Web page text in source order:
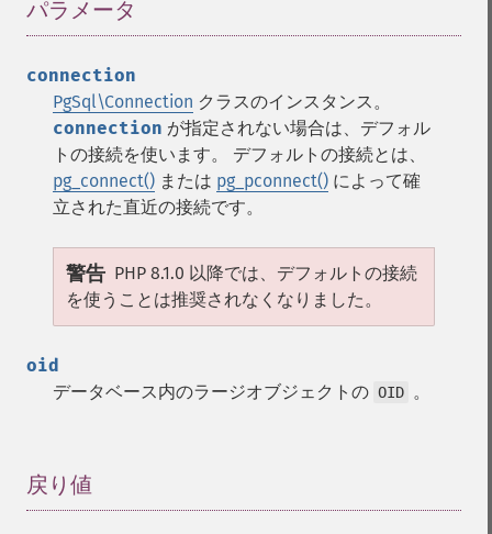
パラメータ
connection
PgSql\Connection クラスのインスタンス。
connection が指定されない場合は、デフォル
トの接続を使います。 デフォルトの接続とは、
pg_connect() または pg_pconnect() によって確
立された直近の接続です。
警告 PHP 8.1.0 以降では、デフォルトの接続
を使うことは推奨されなくなりました。
oid
データベース内のラージオブジェクトの OID 。
戻り値